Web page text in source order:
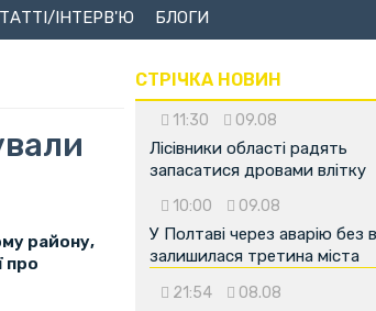
ІНТЕРВ'Ю БЛОГИ
району,
про
СТРІЧКА НОВИН
11:30 09.08
Лісівники області радять
запасатися дровами влітку
10:00 09.08
У Полтаві через аварію без
залишилася третина міста
21:54 08.08